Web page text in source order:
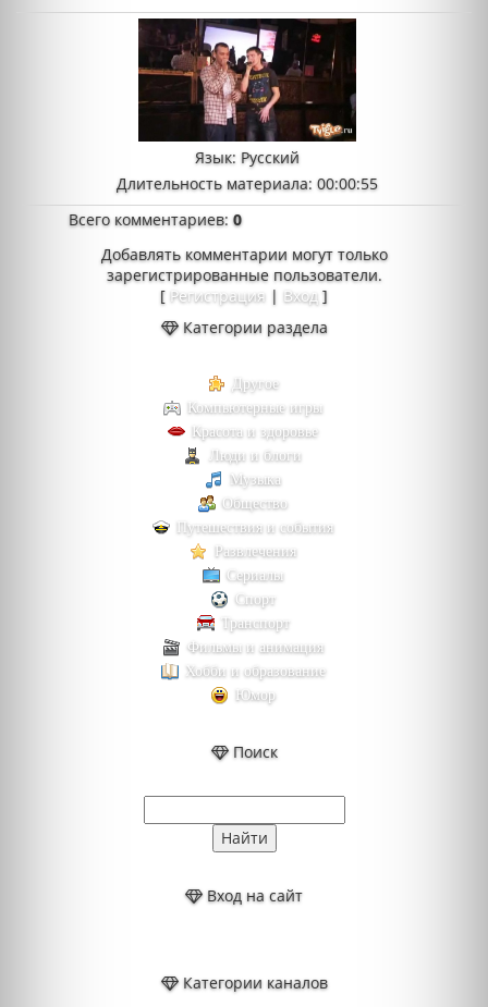
Язык: Русский
Длительность материала: 00:00:55
Всего комментариев:0
Добавлять комментарии могут только
зарегистрированные пользователи.
[ Регистрация | Вход ]
Категории раздела
Другое
Компьютерные игры
Красота и здоровье
Люди и блоги
Музыка
Общество
Путешествия и события
Развлечения
Сериалы
Спорт
Транспорт
Фильмы и анимация
Хобби и образование
Юмор
Поиск
Вход на сайт
Категории каналов